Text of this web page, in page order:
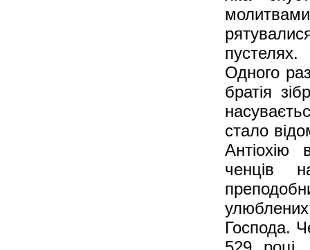
пустелях.
Одного
братія
стало
Антіохію
ченців
улюблених
Господа.